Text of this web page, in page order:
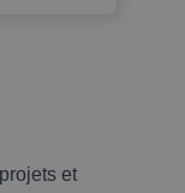
et